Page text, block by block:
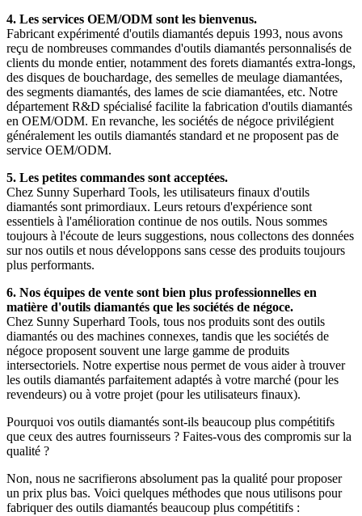
4. Les services OEM/ODM sont les bienvenus.
Fabricant expérimenté d'outils diamantés depuis 1993, nous avons
reçu de nombreuses commandes d'outils diamantés personnalisés de
clients du monde entier, notamment des forets diamantés extra-longs,
des disques de bouchardage, des semelles de meulage diamantées,
des segments diamantés, des lames de scie diamantées, etc. Notre
département R&D spécialisé facilite la fabrication d'outils diamantés
en OEM/ODM. En revanche, les sociétés de négoce privilégient
généralement les outils diamantés standard et ne proposent pas de
service OEM/ODM.
5. Les petites commandes sont acceptées.
Chez Sunny Superhard Tools, les utilisateurs finaux d'outils
diamantés sont primordiaux. Leurs retours d'expérience sont
essentiels à l'amélioration continue de nos outils. Nous sommes
toujours à l'écoute de leurs suggestions, nous collectons des données
sur nos outils et nous développons sans cesse des produits toujours
plus performants.
6. Nos équipes de vente sont bien plus professionnelles en
matière d'outils diamantés que les sociétés de négoce.
Chez Sunny Superhard Tools, tous nos produits sont des outils
diamantés ou des machines connexes, tandis que les sociétés de
négoce proposent souvent une large gamme de produits
intersectoriels. Notre expertise nous permet de vous aider à trouver
les outils diamantés parfaitement adaptés à votre marché (pour les
revendeurs) ou à votre projet (pour les utilisateurs finaux).
Pourquoi vos outils diamantés sont-ils beaucoup plus compétitifs
que ceux des autres fournisseurs ? Faites-vous des compromis sur la
qualité ?
Non, nous ne sacrifierons absolument pas la qualité pour proposer
un prix plus bas. Voici quelques méthodes que nous utilisons pour
fabriquer des outils diamantés beaucoup plus compétitifs :